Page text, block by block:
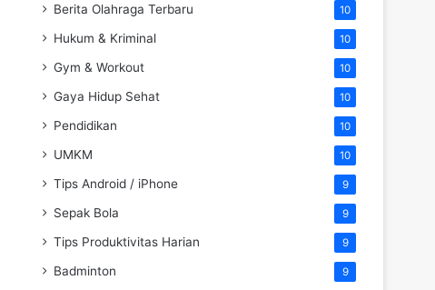
Berita Olahraga Terbaru 10
Hukum & Kriminal 10
Gym & Workout 10
Gaya Hidup Sehat 10
Pendidikan 10
UMKM 10
Tips Android / iPhone 9
Sepak Bola 9
Tips Produktivitas Harian 9
Badminton 9